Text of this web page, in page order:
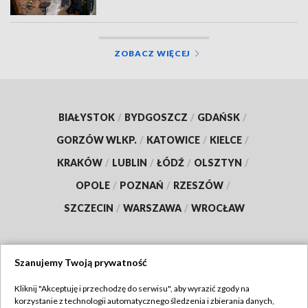
ZOBACZ WIĘCEJ
BIAŁYSTOK / BYDGOSZCZ / GDAŃSK /
GORZÓW WLKP. / KATOWICE / KIELCE /
KRAKÓW / LUBLIN / ŁÓDŹ / OLSZTYN /
OPOLE / POZNAŃ / RZESZÓW /
SZCZECIN / WARSZAWA / WROCŁAW
TVP
Szanujemy Twoją prywatność
Kliknij "Akceptuję i przechodzę do serwisu", aby wyrazić zgody na
korzystanie z technologii automatycznego śledzenia i zbierania danych,